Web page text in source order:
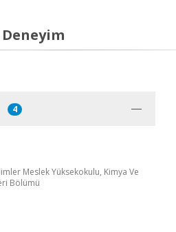
4
Meslek Yüksekokulu, Kimya Ve
Bölümü